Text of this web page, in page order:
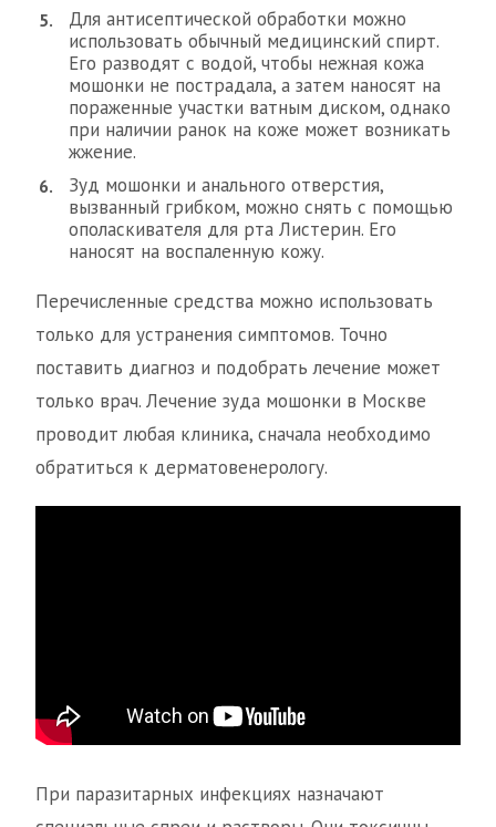
Для антисептической обработки можно
использовать обычный медицинский спирт.
Его разводят с водой, чтобы нежная кожа
мошонки не пострадала, а затем наносят на
пораженные участки ватным диском, однако
при наличии ранок на коже может возникать
жжение.
Зуд мошонки и анального отверстия,
вызванный грибком, можно снять с помощью
ополаскивателя для рта Листерин. Его
наносят на воспаленную кожу.
Перечисленные средства можно использовать
только для устранения симптомов. Точно
поставить диагноз и подобрать лечение может
только врач. Лечение зуда мошонки в Москве
проводит любая клиника, сначала необходимо
обратиться к дерматовенерологу.
При паразитарных инфекциях назначают